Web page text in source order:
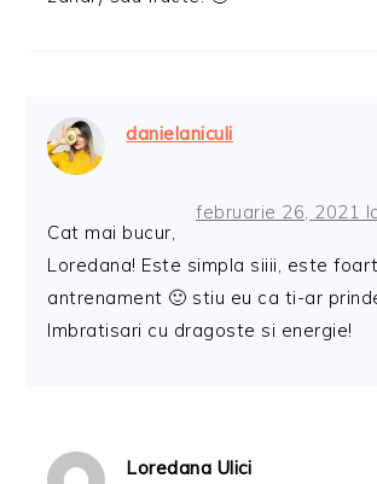
danielaniculi
februarie 26, 2021
Cat mai bucur,
Loredana! Este simpla siiii, este
antrenament 🙂 stiu eu ca ti-ar
Imbratisari cu dragoste si energie!
Loredana Ulici